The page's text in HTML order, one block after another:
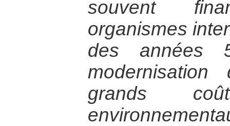
souvent
organismes
des années
grands